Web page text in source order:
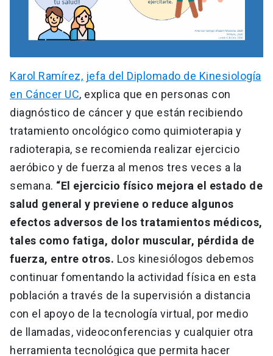
Karol Ramírez, jefa del Diplomado de Kinesiología
en Cáncer UC, explica que en personas con
diagnóstico de cáncer y que están recibiendo
tratamiento oncológico como quimioterapia y
radioterapia, se recomienda realizar ejercicio
aeróbico y de fuerza al menos tres veces a la
semana. “El ejercicio físico mejora el estado de
salud general y previene o reduce algunos
efectos adversos de los tratamientos médicos,
tales como fatiga, dolor muscular, pérdida de
fuerza, entre otros. Los kinesiólogos debemos
continuar fomentando la actividad física en esta
población a través de la supervisión a distancia
con el apoyo de la tecnología virtual, por medio
de llamadas, videoconferencias y cualquier otra
herramienta tecnológica que permita hacer